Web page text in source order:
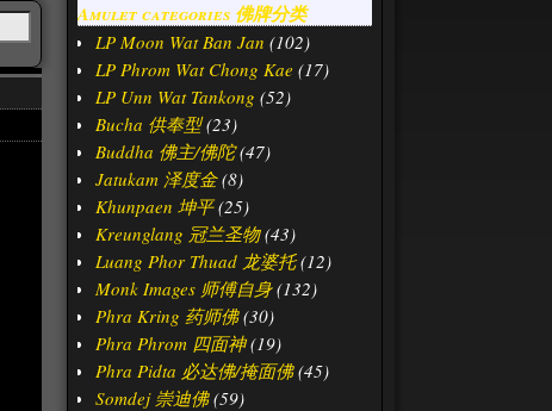
Amulet categories 佛牌分类
LP Moon Wat Ban Jan (102)
LP Phrom Wat Chong Kae (17)
LP Unn Wat Tankong (52)
Bucha 供奉型 (23)
Buddha 佛主/佛陀 (47)
Jatukam 泽度金 (8)
Khunpaen 坤平 (25)
Kreunglang 冠兰圣物 (43)
Luang Phor Thuad 龙婆托 (12)
Monk Images 师傅自身 (132)
Phra Kring 药师佛 (30)
Phra Phrom 四面神 (19)
Phra Pidta 必达佛/掩面佛 (45)
Somdej 崇迪佛 (59)